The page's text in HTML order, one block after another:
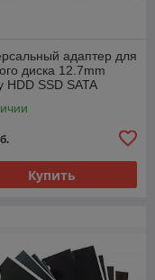
адаптер для
диска 12.7mm
HDD SSD SATA
Купить